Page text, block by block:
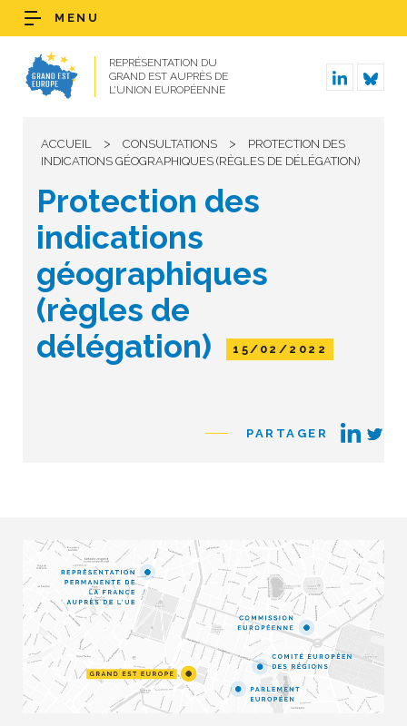
REPRÉSENTATION DU
GRAND EST AUPRÈS DE
L’UNION EUROPÉENNE
MENU
ACCUEIL > CONSULTATIONS >
PROTECTION DES
INDICATIONS GÉOGRAPHIQUES (RÈGLES DE DÉLÉGATION)
Protection des
indications
géographiques
(règles de
délégation)
15/02/2022
PARTAGER